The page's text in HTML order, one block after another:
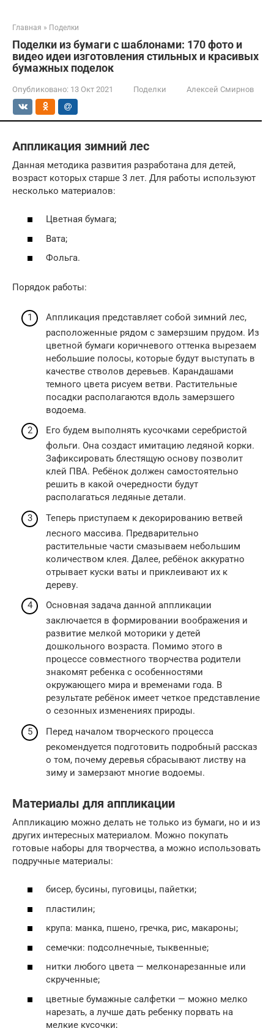
Главная » Поделки
Поделки из бумаги с шаблонами: 170 фото и
видео идеи изготовления стильных и красивых
бумажных поделок
Опубликовано: 13 Окт 2021 Поделки Алексей Смирнов
Аппликация зимний лес
Данная методика развития разработана для детей,
возраст которых старше 3 лет. Для работы используют
несколько материалов:
Цветная бумага;
Вата;
Фольга.
Порядок работы:
Аппликация представляет собой зимний лес,
расположенные рядом с замерзшим прудом. Из
цветной бумаги коричневого оттенка вырезаем
небольшие полосы, которые будут выступать в
качестве стволов деревьев. Карандашами
темного цвета рисуем ветви. Растительные
посадки располагаются вдоль замерзшего
водоема.
Его будем выполнять кусочками серебристой
фольги. Она создаст имитацию ледяной корки.
Зафиксировать блестящую основу позволит
клей ПВА. Ребёнок должен самостоятельно
решить в какой очередности будут
располагаться ледяные детали.
Теперь приступаем к декорированию ветвей
лесного массива. Предварительно
растительные части смазываем небольшим
количеством клея. Далее, ребёнок аккуратно
отрывает куски ваты и приклеивают их к
дереву.
Основная задача данной аппликации
заключается в формировании воображения и
развитие мелкой моторики у детей
дошкольного возраста. Помимо этого в
процессе совместного творчества родители
знакомят ребенка с особенностями
окружающего мира и временами года. В
результате ребёнок имеет четкое представление
о сезонных изменениях природы.
Перед началом творческого процесса
рекомендуется подготовить подробный рассказ
о том, почему деревья сбрасывают листву на
зиму и замерзают многие водоемы.
Материалы для аппликации
Аппликацию можно делать не только из бумаги, но и из
других интересных материалом. Можно покупать
готовые наборы для творчества, а можно использовать
подручные материалы:
бисер, бусины, пуговицы, пайетки;
пластилин;
крупа: манка, пшено, гречка, рис, макароны;
семечки: подсолнечные, тыквенные;
нитки любого цвета — мелконарезанные или
скрученные;
цветные бумажные салфетки — можно мелко
нарезать, а лучше дать ребенку порвать на
мелкие кусочки;